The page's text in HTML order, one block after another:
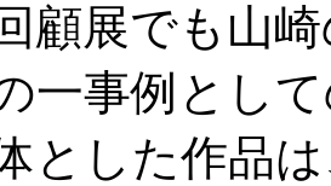
顧展でも山
一事例とし
とした作品